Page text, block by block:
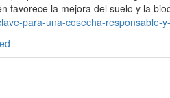
favorece la mejora del suelo y la
para-una-cosecha-responsable-